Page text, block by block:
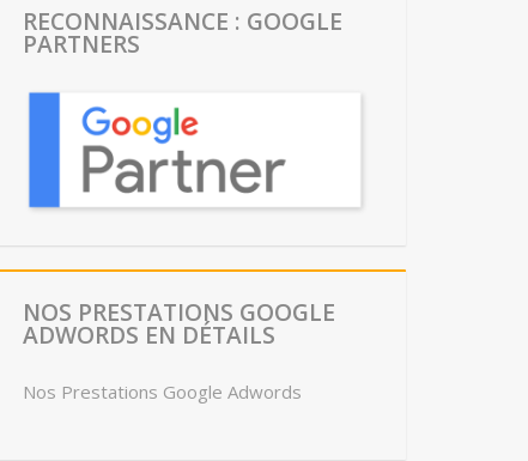
RECONNAISSANCE : GOOGLE
PARTNERS
NOS PRESTATIONS GOOGLE
ADWORDS EN DÉTAILS
Nos Prestations Google Adwords